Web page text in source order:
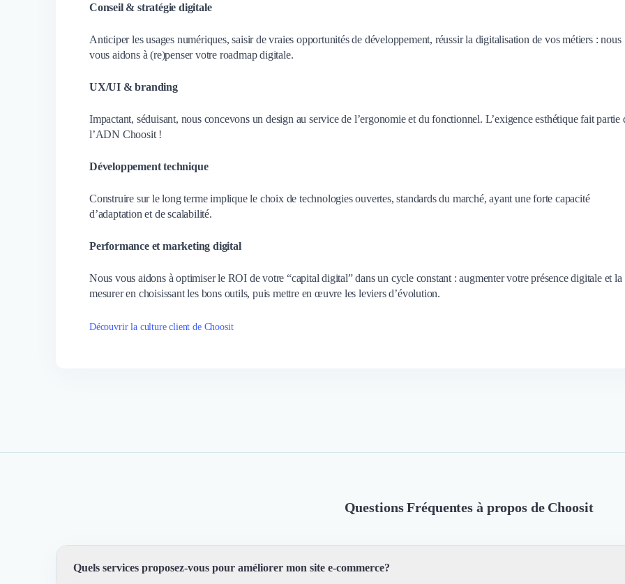
Conseil & stratégie digitale
Anticiper les usages numériques, saisir de vraies opportunités de développement, réussir la digitalisation de vos métiers : nous
vous aidons à (re)penser votre roadmap digitale.
UX/UI & branding
Impactant, séduisant, nous concevons un design au service de l’ergonomie et du fonctionnel. L’exigence esthétique fait partie
l’ADN Choosit !
Développement technique
Construire sur le long terme implique le choix de technologies ouvertes, standards du marché, ayant une forte capacité
d’adaptation et de scalabilité.
Performance et marketing digital
Nous vous aidons à optimiser le ROI de votre “capital digital” dans un cycle constant : augmenter votre présence digitale et la
mesurer en choisissant les bons outils, puis mettre en œuvre les leviers d’évolution.
Découvrir la culture client de Choosit
Questions Fréquentes à propos de Choosit
Quels services proposez-vous pour améliorer mon site e-commerce?